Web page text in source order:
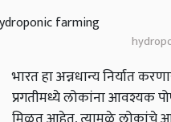
भारत हा अन्नधान्य निर्यात
प्रगतीमध्ये लोकांना आवश्यक